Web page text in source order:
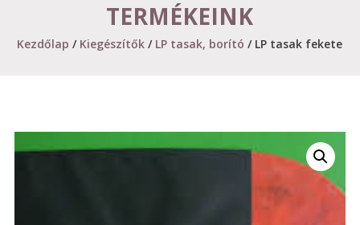
TERMÉKEINK
Kezdőlap / Kiegészítők / LP tasak, borító / LP tasak fekete